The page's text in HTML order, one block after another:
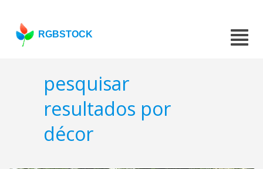
RGBSTOCK
pesquisar
resultados por
décor